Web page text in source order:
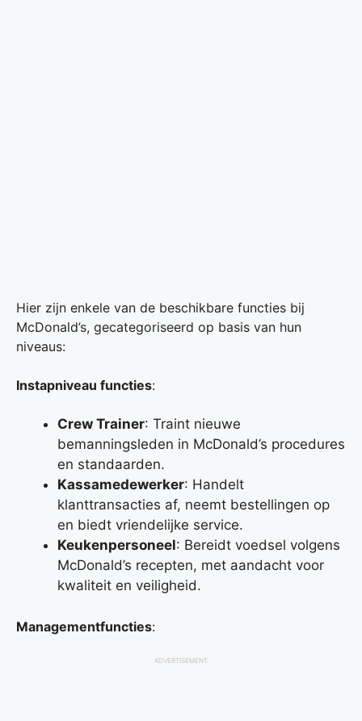
Hier zijn enkele van de beschikbare functies bij
McDonald’s, gecategoriseerd op basis van hun
niveaus:
Instapniveau functies:
Crew Trainer: Traint nieuwe
bemanningsleden in McDonald’s procedures
en standaarden.
Kassamedewerker: Handelt
klanttransacties af, neemt bestellingen op
en biedt vriendelijke service.
Keukenpersoneel: Bereidt voedsel volgens
McDonald’s recepten, met aandacht voor
kwaliteit en veiligheid.
Managementfuncties:
ADVERTISEMENT